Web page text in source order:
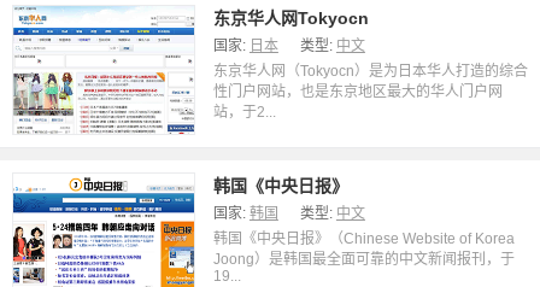
东京华人网Tokyocn
国家: 日本 类型: 中文
东京华人网（Tokyocn）是为日本华人打造的综合
性门户网站，也是东京地区最大的华人门户网
站，于2...
韩国《中央日报》
国家: 韩国 类型: 中文
韩国《中央日报》（Chinese Website of Korea
Joong）是韩国最全面可靠的中文新闻报刊，于
19...